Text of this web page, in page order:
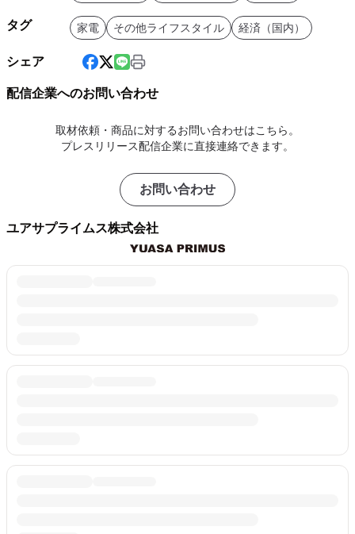
タグ 家電 その他ライフスタイル 経済（国内）
シェア
配信企業へのお問い合わせ
取材依頼・商品に対するお問い合わせはこちら。
プレスリリース配信企業に直接連絡できます。
お問い合わせ
ユアサプライムス株式会社